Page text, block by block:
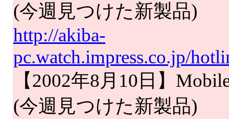
(今週見つけた新製品)
http://akiba-
pc.watch.impress.co.jp/
【2002年8月10日】
(今週見つけた新製品)